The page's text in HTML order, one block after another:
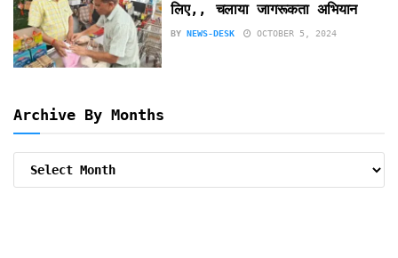
लिए,, चलाया जागरूकता अभियान
BY NEWS-DESK OCTOBER 5, 2024
Archive By Months